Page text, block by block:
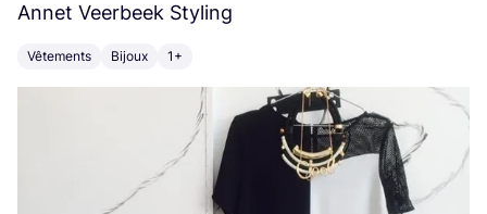
Annet Veerbeek Styling
Vêtements Bijoux 1+